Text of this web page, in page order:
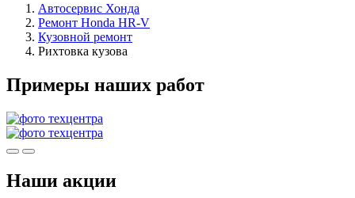
Автосервис Хонда
Ремонт Honda HR-V
Кузовной ремонт
Рихтовка кузова
Примеры наших работ
Наши акции